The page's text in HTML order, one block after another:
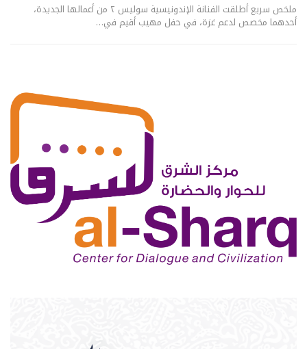
ملخص سريع أطلقت الفنانة الإندونيسية سوليس ٢ من أعمالها الجديدة،
أحدهما مخصص لدعم غزة، في حفل مهيب أقيم في…